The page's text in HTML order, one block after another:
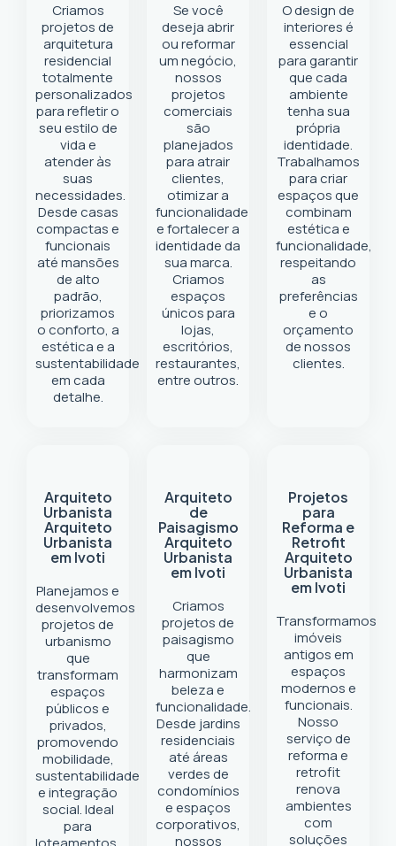
Criamos
projetos de
arquitetura
residencial
totalmente
personalizados
para refletir o
seu estilo de
vida e
atender às
suas
necessidades.
Desde casas
compactas e
funcionais
até mansões
de alto
padrão,
priorizamos
o conforto, a
estética e a
sustentabilidade
em cada
detalhe.
Se você
deseja abrir
ou reformar
um negócio,
nossos
projetos
comerciais
são
planejados
para atrair
clientes,
otimizar a
funcionalidade
e fortalecer a
identidade da
sua marca.
Criamos
espaços
únicos para
lojas,
escritórios,
restaurantes,
entre outros.
O design de
interiores é
essencial
para garantir
que cada
ambiente
tenha sua
própria
identidade.
Trabalhamos
para criar
espaços que
combinam
estética e
funcionalidade,
respeitando
as
preferências
e o
orçamento
de nossos
clientes.
Arquiteto
Urbanista
Arquiteto
Urbanista
em Ivoti
Planejamos e
desenvolvemos
projetos de
urbanismo
que
transformam
espaços
públicos e
privados,
promovendo
mobilidade,
sustentabilidade
e integração
social. Ideal
para
Arquiteto
de
Paisagismo
Arquiteto
Urbanista
em Ivoti
Criamos
projetos de
paisagismo
que
harmonizam
beleza e
funcionalidade.
Desde jardins
residenciais
até áreas
verdes de
condomínios
e espaços
corporativos,
nossos
Projetos
para
Reforma e
Retrofit
Arquiteto
Urbanista
em Ivoti
Transformamos
imóveis
antigos em
espaços
modernos e
funcionais.
Nosso
serviço de
reforma e
retrofit
renova
ambientes
com
soluções